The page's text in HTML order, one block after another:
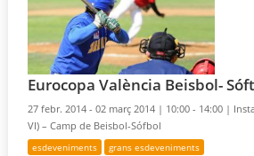
Eurocopa València Beisbol-
27 febr. 2014 - 02 març 2014 | 10:00 - 14:00 |
VI) – Camp de Beisbol-Sófbol
esdeveniments grans esdeveniments